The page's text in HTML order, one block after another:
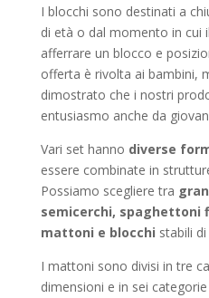
I blocchi sono destinati a
di età o dal momento in cui
afferrare un blocco e
offerta è rivolta ai bambini,
dimostrato che i nostri
entusiasmo anche da
Vari set hanno diverse
essere combinate in
Possiamo scegliere tra
semicerchi, spaghettoni
mattoni e blocchi stabili
I mattoni sono divisi in tre
dimensioni e in sei